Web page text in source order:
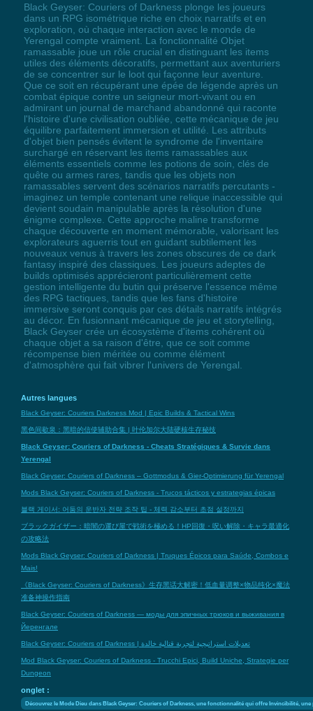
Black Geyser: Couriers of Darkness plonge les joueurs
dans un RPG isométrique riche en choix narratifs et en
exploration, où chaque interaction avec le monde de
Yerengal compte vraiment. La fonctionnalité Objet
ramassable joue un rôle crucial en distinguant les items
utiles des éléments décoratifs, permettant aux aventuriers
de se concentrer sur le loot qui façonne leur aventure.
Que ce soit en récupérant une épée de légende après un
combat épique contre un seigneur mort-vivant ou en
admirant un journal de marchand abandonné qui raconte
l'histoire d'une civilisation oubliée, cette mécanique de jeu
équilibre parfaitement immersion et utilité. Les attributs
d'objet bien pensés évitent le syndrome de l'inventaire
surchargé en réservant les items ramassables aux
éléments essentiels comme les potions de soin, clés de
quête ou armes rares, tandis que les objets non
ramassables servent des scénarios narratifs percutants -
imaginez un temple contenant une relique inaccessible qui
devient soudain manipulable après la résolution d'une
énigme complexe. Cette approche maline transforme
chaque découverte en moment mémorable, valorisant les
explorateurs aguerris tout en guidant subtilement les
nouveaux venus à travers les zones obscures de ce dark
fantasy inspiré des classiques. Les joueurs adeptes de
builds optimisés apprécieront particulièrement cette
gestion intelligente du butin qui préserve l'essence même
des RPG tactiques, tandis que les fans d'histoire
immersive seront conquis par ces détails narratifs intégrés
au décor. En fusionnant mécanique de jeu et storytelling,
Black Geyser crée un écosystème d'items cohérent où
chaque objet a sa raison d'être, que ce soit comme
récompense bien méritée ou comme élément
d'atmosphère qui fait vibrer l'univers de Yerengal.
Autres langues
Black Geyser: Couriers Darkness Mod | Epic Builds & Tactical Wins
黑色间歇泉：黑暗的信使辅助合集 | 叶伦加尔大陆硬核生存秘技
Black Geyser: Couriers of Darkness - Cheats Stratégiques & Survie dans
Yerengal
Black Geyser: Couriers of Darkness – Gottmodus & Gier-Optimierung für Yerengal
Mods Black Geyser: Couriers of Darkness - Trucos tácticos y estrategias épicas
블랙 게이서: 어둠의 운반자 전략 조작 팁 - 체력 감소부터 초점 설정까지
ブラックガイザー：暗闇の運び屋で戦術を極める！HP回復・呪い解除・キャラ最適化
の攻略法
Mods Black Geyser: Couriers of Darkness | Truques Épicos para Saúde, Combos e
Mais!
《Black Geyser: Couriers of Darkness》生存黑话大解密！低血量调整×物品纯化×魔法
准备神操作指南
Black Geyser: Couriers of Darkness — моды для эпичных трюков и выживания в
Йеренгале
Black Geyser: Couriers of Darkness | تعديلات استراتيجية لتجربة قتالية خالدة
Mod Black Geyser: Couriers of Darkness - Trucchi Epici, Build Uniche, Strategie per
Dungeon
onglet :
Découvrez le Mode Dieu dans Black Geyser: Couriers of Darkness, une fonctionnalité qui offre Invincibilité,